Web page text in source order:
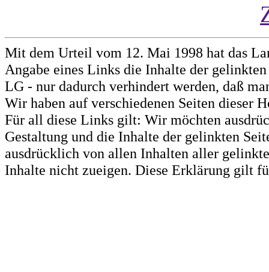
Mit dem Urteil vom 12. Mai 1998 hat das
Angabe eines Links die Inhalte der
LG - nur dadurch verhindert werden, daß
Wir haben auf verschiedenen Seiten dieser
Für all diese Links gilt: Wir möchten
Gestaltung und die Inhalte der gelinkten
ausdrücklich von allen Inhalten aller
Inhalte nicht zueigen. Diese Erklärung gilt